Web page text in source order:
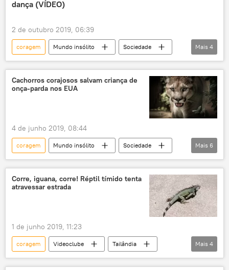
dança (VÍDEO)
2 de outubro 2019, 06:39
coragem Mundo insólito
Sociedade
Notícias
leão
Bronx
jardim zoológico
Mais 4
Cachorros corajosos salvam criança de
onça-parda nos EUA
4 de junho 2019, 08:44
coragem Mundo insólito
Sociedade
Notícias
onça
pardos
cães
criança salvamento
Mais 6
Corre, iguana, corre! Réptil tímido tenta
atravessar estrada
1 de junho 2019, 11:23
coragem Videoclube
Tailândia
réptil
iguana
estrada
Mais 4